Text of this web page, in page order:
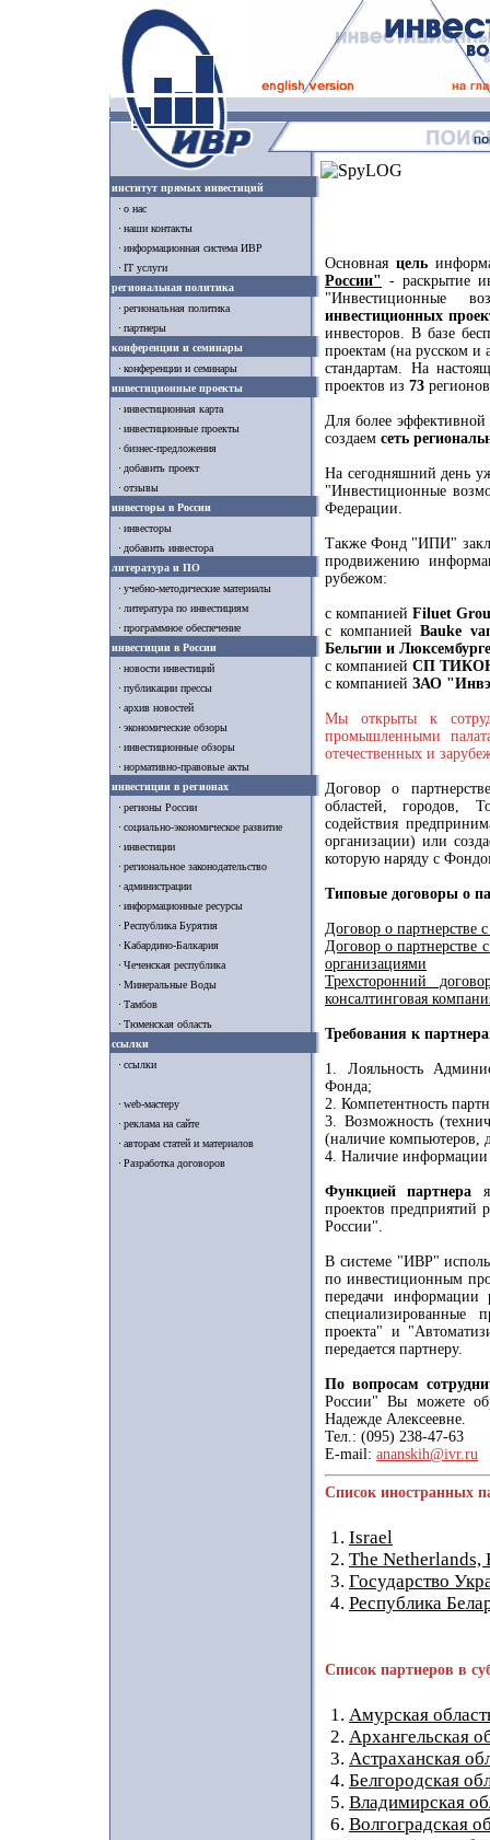
институт прямых инвестиций
о нас
наши контакты
информационная система ИВР
IT услуги
региональная политика
региональная политика
партнеры
конференции и семинары
конференции и семинары
инвестиционные проекты
инвестиционная карта
инвестиционные проекты
бизнес-предложения
добавить проект
отзывы
инвесторы в России
инвесторы
добавить инвестора
литература и ПО
учебно-методические материалы
литература по инвестициям
программное обеспечение
инвестиции в России
новости инвестиций
публикации прессы
архив новостей
экономические обзоры
инвестиционные обзоры
нормативно-правовые акты
инвестиции в регионах
регионы России
социально-экономическое развитие
инвестиции
региональное законодательство
администрации
информационные ресурсы
Республика Бурятия
Кабардино-Балкария
Чеченская республика
Минеральные Воды
Тамбов
Тюменская область
ссылки
ссылки
web-мастеру
реклама на сайте
авторам статей и материалов
Разработка договоров
Основная цель
России" - раскрытие
"Инвестиционные
инвестиционных
инвесторов. В базе
проектам (на русском
стандартам. На
проектов из 73
Для более
создаем сеть
На сегодняшний день
"Инвестиционные
Федерации.
Также Фонд "ИПИ"
продвижению
рубежом:
с компанией Filuet
с компаниейBauke
Бельгии и Люксембурге
с компанией СП
с компанией ЗАО
Мы открыты к
промышленными
отечественных и
Договор о
областей, городов,
содействия
организации) или
которую наряду с
Типовые договоры о
Договор о партнерстве
Договор о партнерстве
организациями
Трехсторонний
консалтинговая
Требования к
1. Лояльность
Фонда;
2. Компетентность
3. Возможность
(наличие компьютеров,
4. Наличие
Функцией партнера
проектов предприятий
России".
В системе "ИВР"
по инвестиционным
передачи информации
специализированные
проекта" и
передается партнеру.
По вопросам
России" Вы можете
Надежде Алексеевне.
Тел.: (095) 238-47-63
E-mail: ananskih@ivr.ru
Список иностранных
1. Israel
2. The
3. Государство
4. Республика
Список партнеров в
1. Амурская
2. Архангельская
3. Астраханская
4. Белгородская
5. Владимирская
6. Волгоградская